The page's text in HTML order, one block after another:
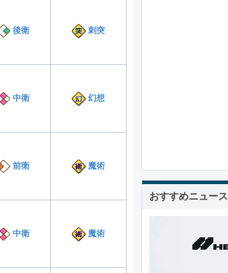
後衛 刺突
中衛 幻想
前衛 魔術
中衛 魔術
おすすめニュース